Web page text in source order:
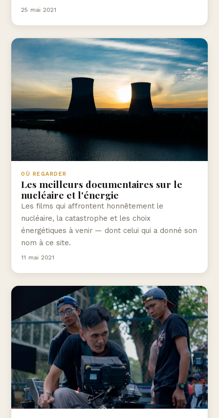
25 mai 2021
OÙ REGARDER
Les meilleurs documentaires sur le
nucléaire et l'énergie
Les films qui affrontent honnêtement le
nucléaire, la catastrophe et les choix
énergétiques à venir — dont celui qui a donné son
nom à ce site.
11 mai 2021